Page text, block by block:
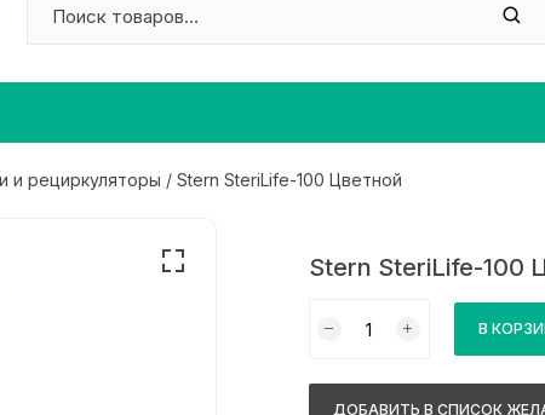
и рециркуляторы / Stern SteriLife-100 Цветной
Stern SteriLife-100
товара
SteriLife-
В
ДОБАВИТЬ В СПИСОК